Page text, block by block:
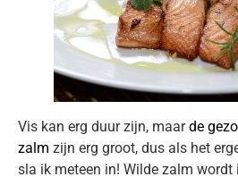
Vis kan erg duur zijn, maarde
zalm zijn erg groot, dus als het
sla ik meteen in! Wilde zalm wordt